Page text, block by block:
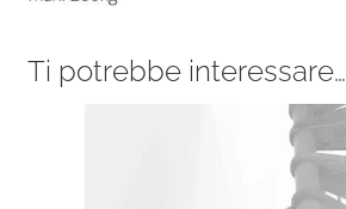
Ti potrebbe interessare…